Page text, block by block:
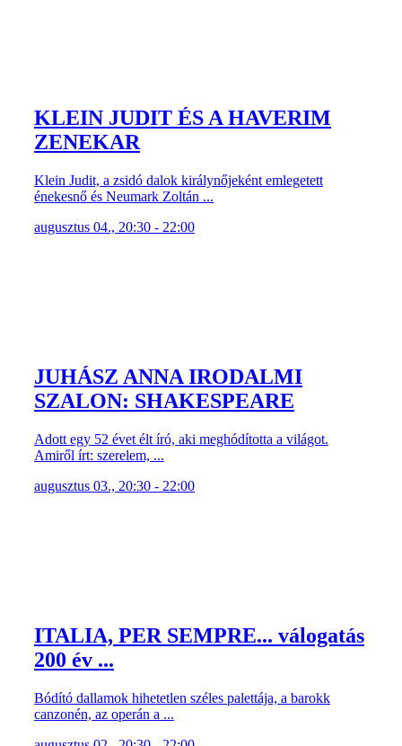
KLEIN JUDIT ÉS A HAVERIM
ZENEKAR
Klein Judit, a zsidó dalok királynőjeként emlegetett
énekesnő és Neumark Zoltán ...
augusztus 04., 20:30 - 22:00
JUHÁSZ ANNA IRODALMI
SZALON: SHAKESPEARE
Adott egy 52 évet élt író, aki meghódította a világot.
Amiről írt: szerelem, ...
augusztus 03., 20:30 - 22:00
ITALIA, PER SEMPRE... válogatás
200 év ...
Bódító dallamok hihetetlen széles palettája, a barokk
canzonén, az operán a ...